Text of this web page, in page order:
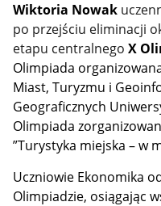
Wiktoria Nowak
po przejściu eliminacji
etapu centralnego X
Olimpiada
Miast, Turyzmu i
Geograficznych
Olimpiada
”Turystyka miejska – w
Uczniowie Ekonomika
Olimpiadzie, osiągając